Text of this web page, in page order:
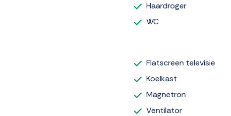
Haardroger
WC
Flatscreen televisie
Koelkast
Magnetron
Ventilator